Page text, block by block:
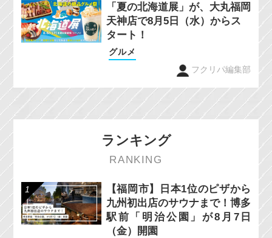
「夏の北海道展」が、大丸福岡
天神店で8月5日（水）からス
タート！
グルメ
フクリパ編集部
ランキング
RANKING
【福岡市】日本1位のピザから
九州初出店のサウナまで！博多
駅前「明治公園」が8月7日
（金）開園